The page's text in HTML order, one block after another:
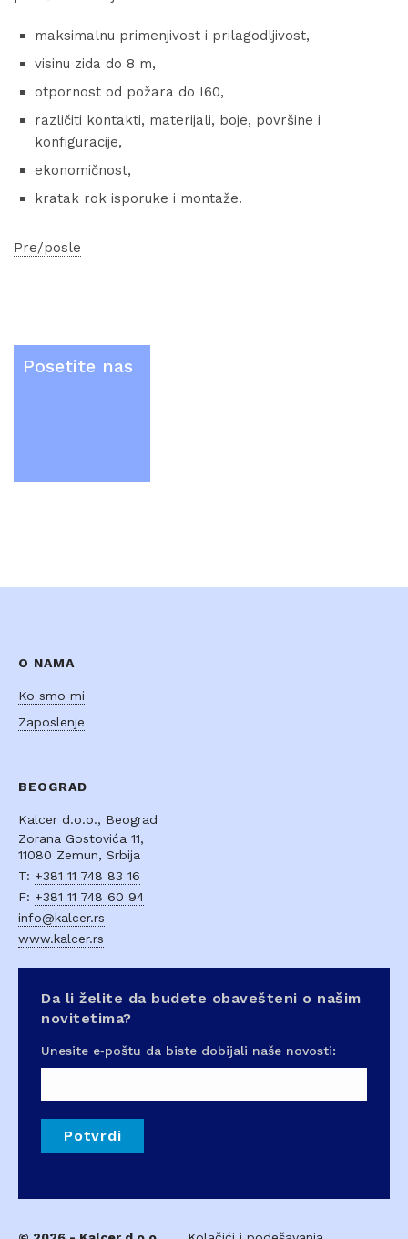
maksimalnu primenjivost i prilagodljivost,
visinu zida do 8 m,
otpornost od požara do I60,
različiti kontakti, materijali, boje, površine i
konfiguracije,
ekonomičnost,
kratak rok isporuke i montaže.
Pre/posle
Posetite nas
O NAMA
Ko smo mi
Zaposlenje
BEOGRAD
Kalcer d.o.o., Beograd
Zorana Gostovića 11,
11080 Zemun, Srbija
T: +381 11 748 83 16
F: +381 11 748 60 94
info@kalcer.rs
www.kalcer.rs
Da li želite da budete obavešteni o našim
novitetima?
Unesite e‑poštu da biste dobijali naše novosti:
Potvrdi